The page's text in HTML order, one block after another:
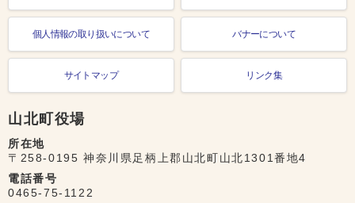
個人情報の取り扱いについて バナーについて
サイトマップ リンク集
山北町役場
所在地
〒258-0195 神奈川県足柄上郡山北町山北1301番地4
電話番号
0465-75-1122